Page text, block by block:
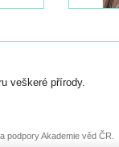
veškeré přírody.
podpory Akademie věd ČR.